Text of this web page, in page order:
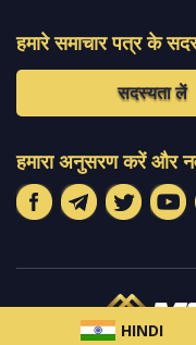
HINDI
हमारे समाचार पत्र के
सदस्यता लें
हमारा अनुसरण करें और